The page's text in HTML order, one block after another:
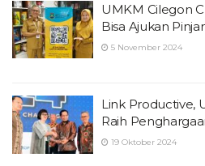
UMKM Cilegon
Bisa Ajukan
5 November 2024
Link Productive,
Raih
19 Oktober 2024